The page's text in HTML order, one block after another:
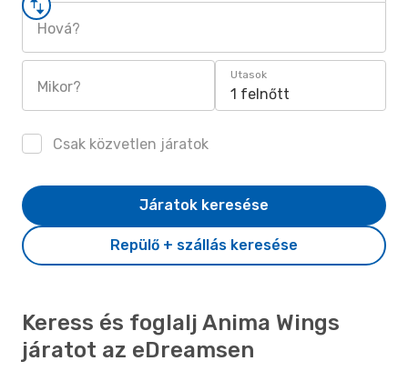
Hová?
Mikor?
Utasok
1 felnőtt
Csak közvetlen járatok
Repülő + szállás keresése
Járatok keresése
Keress és foglalj Anima Wings
járatot az eDreamsen